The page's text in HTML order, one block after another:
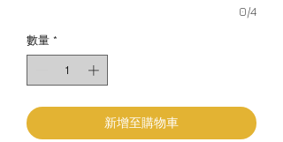
0/4
數量 *
新增至購物車